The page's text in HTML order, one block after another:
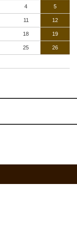
4 5
11 12
18 19
25 26